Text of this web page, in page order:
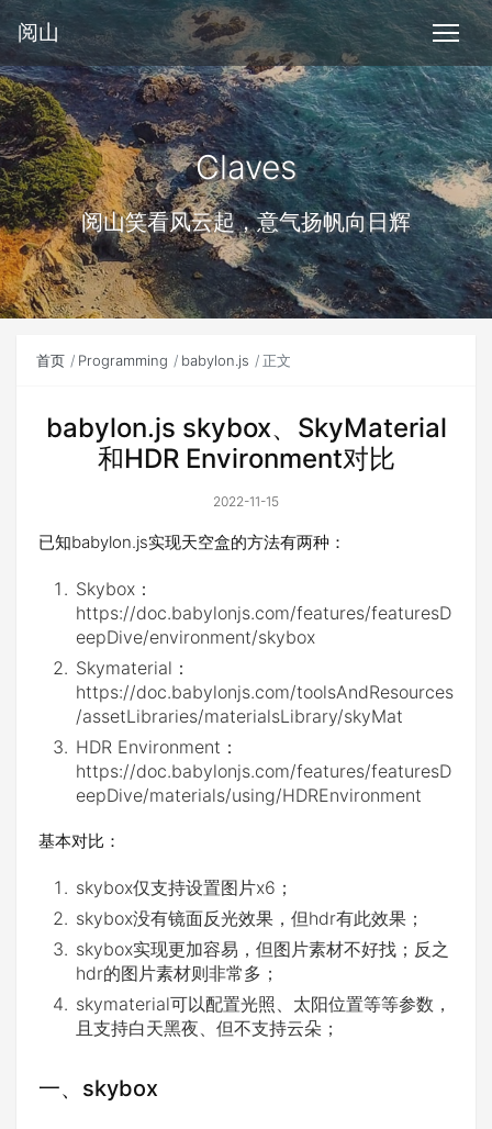
阅山
Claves
阅山笑看风云起，意气扬帆向日辉
首页 Programming babylon.js 正文
babylon.js skybox、SkyMaterial
和HDR Environment对比
2022-11-15
已知babylon.js实现天空盒的方法有两种：
Skybox：
https://doc.babylonjs.com/features/featuresD
eepDive/environment/skybox
Skymaterial：
https://doc.babylonjs.com/toolsAndResources
/assetLibraries/materialsLibrary/skyMat
HDR Environment：
https://doc.babylonjs.com/features/featuresD
eepDive/materials/using/HDREnvironment
基本对比：
skybox仅支持设置图片x6；
skybox没有镜面反光效果，但hdr有此效果；
skybox实现更加容易，但图片素材不好找；反之
hdr的图片素材则非常多；
skymaterial可以配置光照、太阳位置等等参数，
且支持白天黑夜、但不支持云朵；
一、skybox